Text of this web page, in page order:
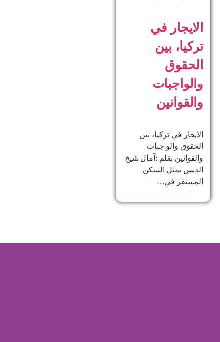
الايجار في
تركيا، بين
الحقوق
والواجبات
والقوانين
الايجار في تركيا، بين
الحقوق والواجبات
والقوانين بقلم :آمال شيخ
الدبس يمثل السكن
المستقر في…